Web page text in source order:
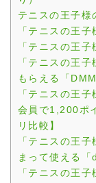
テニスの王子様
「テニスの王
「テニスの王
「テニスの王
もらえる「
「テニスの王
会員で1,200ポ
リ比較】
「テニスの王
まって使える「
「テニスの王